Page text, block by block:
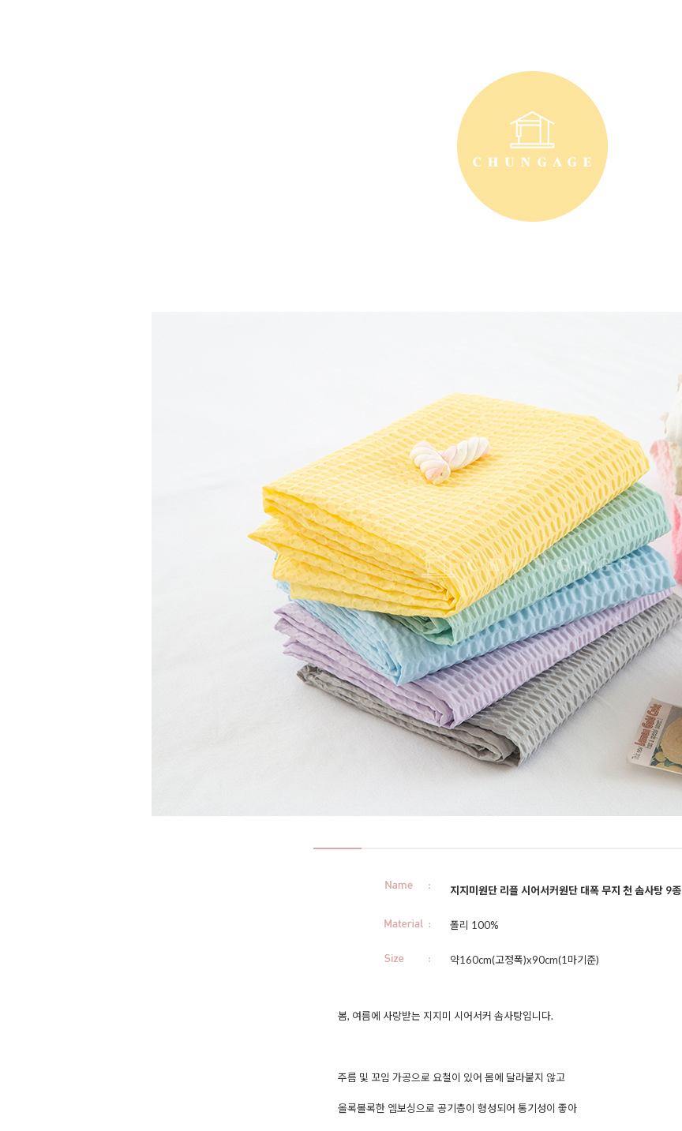
지지미원단 리플 시어서커원단 대폭 무지 천 솜사탕 9종
폴리 100%
약160cm(고정폭)x90cm(1마기준)
봄, 여름에 사랑받는 지지미 시어서커 솜사탕입니다.
주름 및 꼬임 가공으로 요철이 있어 몸에 달라붙지 않고
올록볼록한 엠보싱으로 공기층이 형성되어 통기성이 좋아